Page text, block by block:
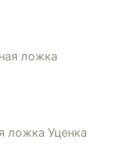
ложка Уценка